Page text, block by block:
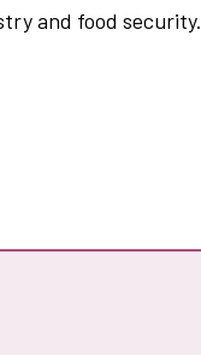
and food security.